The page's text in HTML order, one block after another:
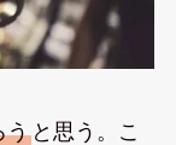
うと思う。こ